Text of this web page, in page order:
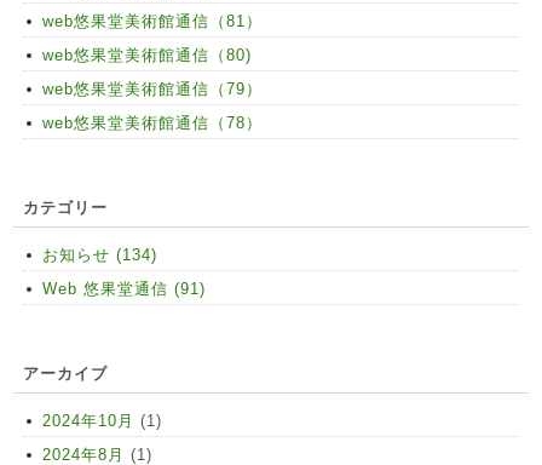
web悠果堂美術館通信（81）
web悠果堂美術館通信（80)
web悠果堂美術館通信（79）
web悠果堂美術館通信（78）
カテゴリー
お知らせ (134)
Web 悠果堂通信 (91)
アーカイブ
2024年10月 (1)
2024年8月 (1)